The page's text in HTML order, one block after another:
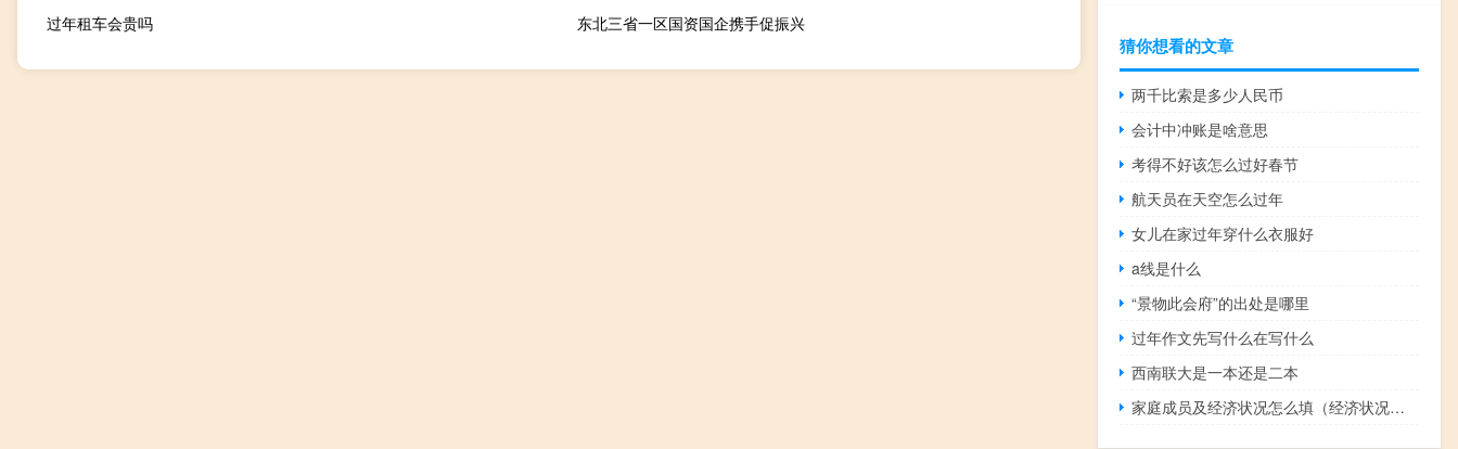
过年租车会贵吗
东北三省一区国资国企携手促振兴
猜你想看的文章
两千比索是多少人民币
会计中冲账是啥意思
考得不好该怎么过好春节
航天员在天空怎么过年
女儿在家过年穿什么衣服好
a线是什么
“景物此会府”的出处是哪里
过年作文先写什么在写什么
西南联大是一本还是二本
家庭成员及经济状况怎么填（经济状况怎么填）